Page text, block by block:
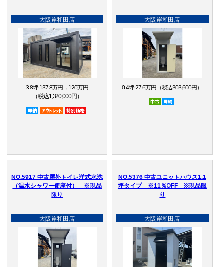
大阪岸和田店
3.8坪 137.8万円→120万円
（税込1,320,000円）
即納品
アウトレット品
大阪岸和田店
0.4坪 27.6万円（税込303,600円）
中古
NO.5917 中古屋外トイレ洋式水洗
（温水シャワー便座付） ※現品
限り
大阪岸和田店
NO.5376 中古ユニットハウス1.1
坪タイプ ※11％OFF ※現品限
り
大阪岸和田店